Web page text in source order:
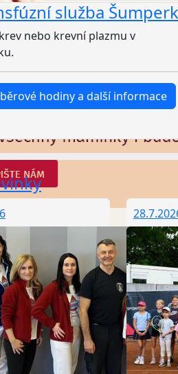
služba Šumperk
nebo krevní plazmu v
hodiny a další informace